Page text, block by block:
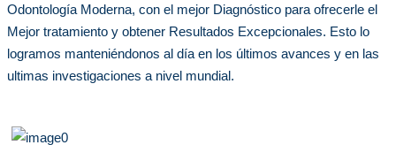
Odontología Moderna, con el mejor Diagnóstico para ofrecerle el
Mejor tratamiento y obtener Resultados Excepcionales. Esto lo
logramos manteniéndonos al día en los últimos avances y en las
ultimas investigaciones a nivel mundial.